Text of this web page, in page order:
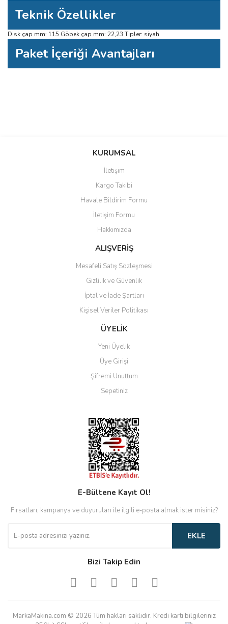
Teknik Özellikler
Disk çap mm: 115 Göbek çap mm: 22,23 Tipler: siyah
Paket İçeriği Avantajları
Görüş ve önerileriniz için teşekkür ederiz.
Ürün resmi kalitesiz, bozuk veya görüntülenemiyor.
Ürün açıklamasında eksik bilgiler bulunuyor.
Ürün bilgilerinde hatalar bulunuyor.
Gönder
KURUMSAL
İletişim
Kargo Takibi
Havale Bildirim Formu
İletişim Formu
Hakkımızda
ALIŞVERİŞ
Mesafeli Satış Sözleşmesi
Gizlilik ve Güvenlik
İptal ve İade Şartları
Kişisel Veriler Politikası
ÜYELİK
Yeni Üyelik
Üye Girişi
Şifremi Unuttum
Sepetiniz
E-Bültene Kayıt Ol!
Fırsatları, kampanya ve duyuruları ile ilgili e-posta almak ister misiniz?
EKLE
Bizi Takip Edin
MarkaMakina.com © 2026 Tüm hakları saklıdır. Kredi kartı bilgileriniz